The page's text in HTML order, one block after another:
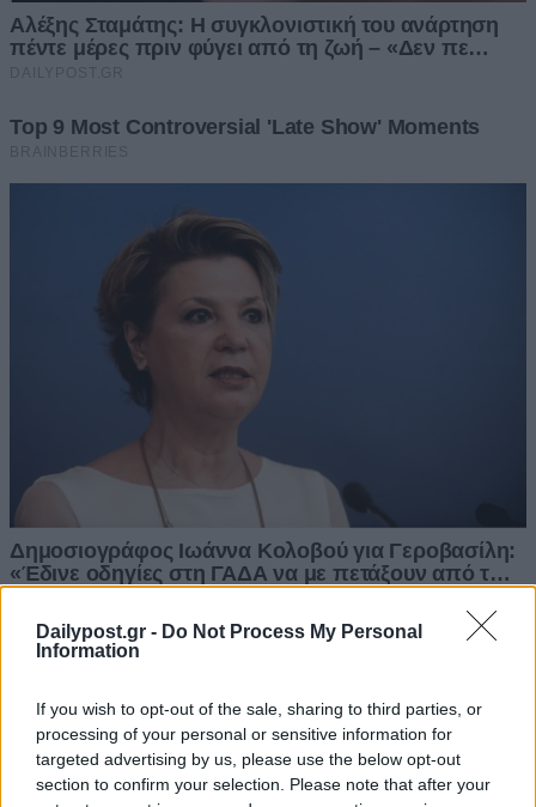
Dailypost.gr - Do Not Process My Personal
Information
If you wish to opt-out of the sale, sharing to third parties, or
processing of your personal or sensitive information for
targeted advertising by us, please use the below opt-out
section to confirm your selection. Please note that after your